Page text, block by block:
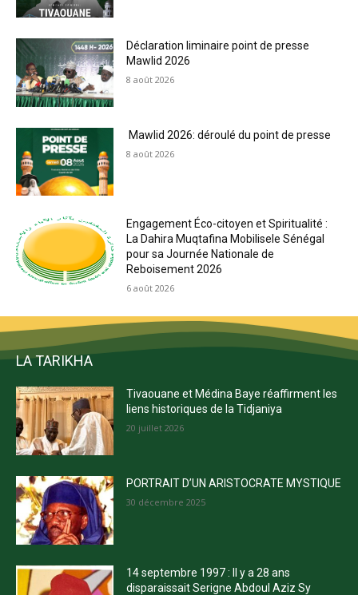
Déclaration liminaire point de presse
Mawlid 2026
8 août 2026
Mawlid 2026: déroulé du point de presse
8 août 2026
Engagement Éco-citoyen et Spiritualité :
La Dahira Muqtafina Mobilisele Sénégal
pour sa Journée Nationale de
Reboisement 2026
6 août 2026
LA TARIKHA
Tivaouane et Médina Baye réaffirment les
liens historiques de la Tidjaniya
20 juillet 2026
PORTRAIT D’UN ARISTOCRATE MYSTIQUE
30 décembre 2025
14 septembre 1997 : Il y a 28 ans
disparaissait Serigne Abdoul Aziz Sy